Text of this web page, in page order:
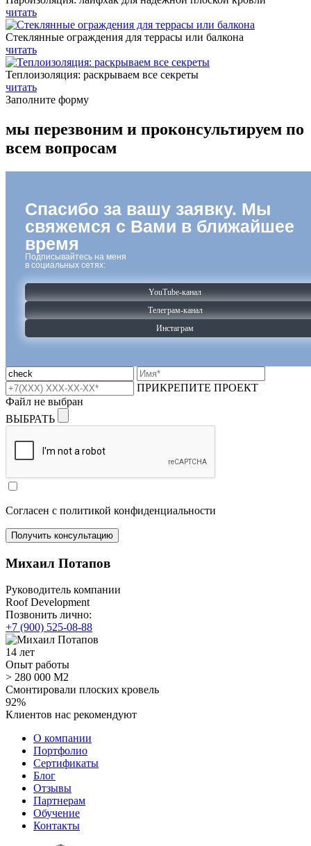
читать
Стеклянные ограждения для террасы или балкона
читать
Теплоизоляция: раскрываем все секреты
читать
Заполните форму
мы перезвоним и проконсультируем по
всем вопросам
Спасибо за вашу заявку. Мы
свяжемся с Вами в ближайшее
время
Подписывайтесь на меня
в социальных сетях:
YouTube-канал
Телеграм-канал
Инстаграм
ПРИКРЕПИТЕ ПРОЕКТ
Файл не выбран
ВЫБРАТЬ
Согласен с политикой конфиденциальности
Михаил Потапов
Руководитель компании
Roof Development
Позвонить лично:
+7 (900) 525-08-88
14 лет
Опыт работы
> 280 000 М2
Смонтировали плоских кровель
92%
Клиентов нас рекомендуют
О компании
Портфолио
Сертификаты
Блог
Отзывы
Партнерам
Обучение
Контакты